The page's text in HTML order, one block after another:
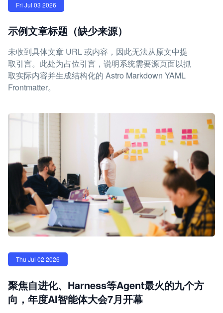
Fri Jul 03 2026
示例文章标题（缺少来源）
未收到具体文章 URL 或内容，因此无法从原文中提
取引言。此处为占位引言，说明系统需要源页面以抓
取实际内容并生成结构化的 Astro Markdown YAML
Frontmatter。
Thu Jul 02 2026
聚焦自进化、Harness等Agent最火的九个方
向，年度AI智能体大会7月开幕